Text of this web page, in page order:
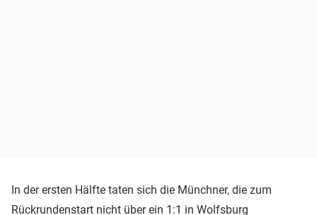
In der ersten Hälfte taten sich die Münchner, die zum
Rückrundenstart nicht über ein 1:1 in Wolfsburg